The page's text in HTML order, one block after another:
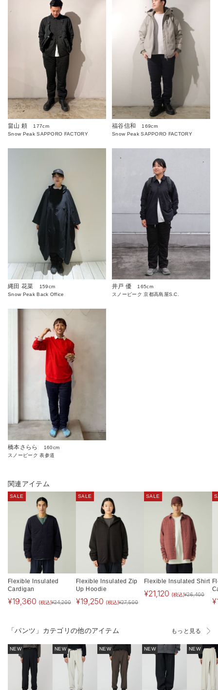
畠山 頼
177cm
Snow Peak SAPPORO FACTORY
福谷信和
169cm
Snow Peak SAPPORO FACTORY
縄田 花菜
159cm
Snow Peak Back Office
井戸 優
165cm
スノーピーク 京都高島屋S.C.
橋本さらら
160cm
スノーピーク 表参道
関連アイテム
SALE
Flexible Insulated
Cardigan
¥19,360 (税込)¥24,200
SALE
Flexible Insulated Zip
Up Hoodie
¥19,250 (税込)¥27,500
SALE
Flexible Insulated Shirt
¥21,120 (税込)¥26,400
¥
「パンツ」カテゴリの他のアイテム もっと見る
NEW NEW NEW NEW NEW